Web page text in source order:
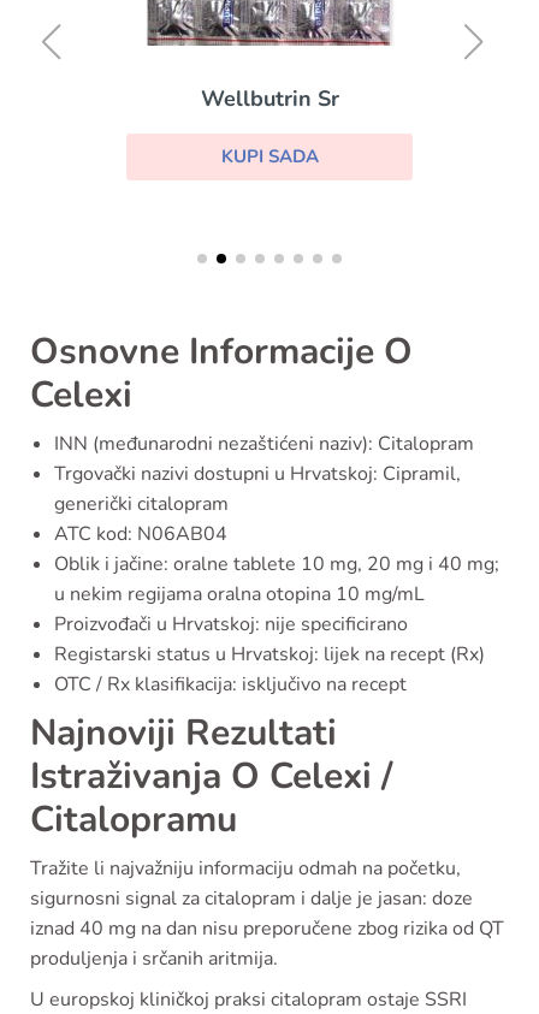
Wellbutrin Sr
KUPI SADA
Osnovne Informacije O
Celexi
INN (međunarodni nezaštićeni naziv): Citalopram
Trgovački nazivi dostupni u Hrvatskoj: Cipramil,
generički citalopram
ATC kod: N06AB04
Oblik i jačine: oralne tablete 10 mg, 20 mg i 40 mg;
u nekim regijama oralna otopina 10 mg/mL
Proizvođači u Hrvatskoj: nije specificirano
Registarski status u Hrvatskoj: lijek na recept (Rx)
OTC / Rx klasifikacija: isključivo na recept
Najnoviji Rezultati
Istraživanja O Celexi /
Citalopramu
Tražite li najvažniju informaciju odmah na početku,
sigurnosni signal za citalopram i dalje je jasan: doze
iznad 40 mg na dan nisu preporučene zbog rizika od QT
produljenja i srčanih aritmija.
U europskoj kliničkoj praksi citalopram ostaje SSRI